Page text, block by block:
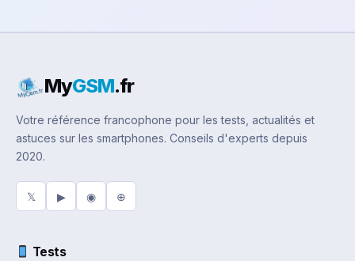
MyGSM.fr
Votre référence francophone pour les tests, actualités et
astuces sur les smartphones. Conseils d'experts depuis
2020.
𝕏 ▶ ◉ ⊕
Tests